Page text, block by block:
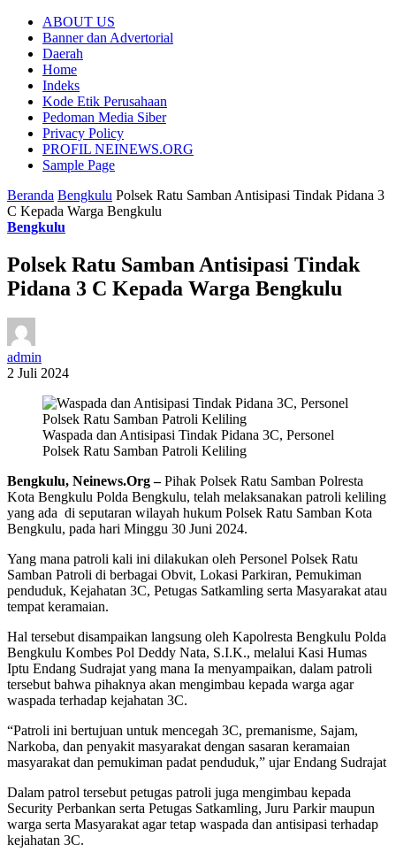
ABOUT US
Banner dan Advertorial
Daerah
Home
Indeks
Kode Etik Perusahaan
Pedoman Media Siber
Privacy Policy
PROFIL NEINEWS.ORG
Sample Page
Beranda Bengkulu Polsek Ratu Samban Antisipasi Tindak Pidana 3
C Kepada Warga Bengkulu
Bengkulu
Polsek Ratu Samban Antisipasi Tindak
Pidana 3 C Kepada Warga Bengkulu
admin
2 Juli 2024
Waspada dan Antisipasi Tindak Pidana 3C, Personel
Polsek Ratu Samban Patroli Keliling
Bengkulu, Neinews.Org –Pihak Polsek Ratu Samban Polresta
Kota Bengkulu Polda Bengkulu, telah melaksanakan patroli keliling
yang ada di seputaran wilayah hukum Polsek Ratu Samban Kota
Bengkulu, pada hari Minggu 30 Juni 2024.
Yang mana patroli kali ini dilakukan oleh Personel Polsek Ratu
Samban Patroli di berbagai Obvit, Lokasi Parkiran, Pemukiman
penduduk, Kejahatan 3C, Petugas Satkamling serta Masyarakat atau
tempat keramaian.
Hal tersebut disampaikan langsung oleh Kapolresta Bengkulu Polda
Bengkulu Kombes Pol Deddy Nata, S.I.K., melalui Kasi Humas
Iptu Endang Sudrajat yang mana Ia menyampaikan, dalam patroli
tersebut bahwa pihaknya akan mengimbau kepada warga agar
waspada terhadap kejahatan 3C.
“Patroli ini bertujuan untuk mencegah 3C, premanisme, Sajam,
Narkoba, dan penyakit masyarakat dengan sasaran keramaian
masyarakat dan pemukiman padat penduduk,” ujar Endang Sudrajat
Dalam patrol tersebut petugas patroli juga mengimbau kepada
Security Perbankan serta Petugas Satkamling, Juru Parkir maupun
warga serta Masyarakat agar tetap waspada dan antisipasi terhadap
kejahatan 3C.